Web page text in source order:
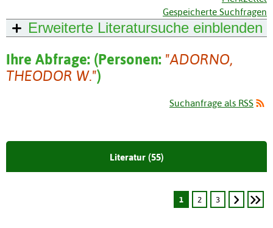
Gespeicherte Suchfragen
Erweiterte Literatursuche einblenden
Ihre Abfrage: (Personen: "ADORNO,
THEODOR W.")
Suchanfrage als RSS
Literatur (55)
1 2 3